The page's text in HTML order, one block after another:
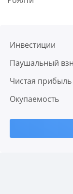
Инвестиции
Паушальный
Чистая прибыль
Окупаемость